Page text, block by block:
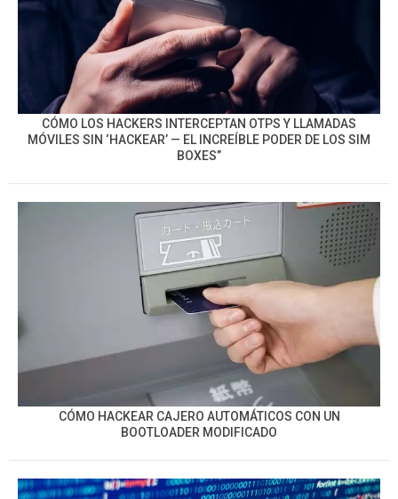
CÓMO LOS HACKERS INTERCEPTAN OTPS Y LLAMADAS
MÓVILES SIN ‘HACKEAR’ — EL INCREÍBLE PODER DE LOS SIM
BOXES”
CÓMO HACKEAR CAJERO AUTOMÁTICOS CON UN
BOOTLOADER MODIFICADO